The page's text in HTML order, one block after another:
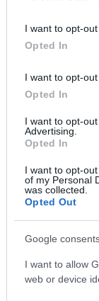
I want to opt-
Opted In
I want to opt-
Opted In
I want to opt-
Advertising.
Opted In
I want to opt-
of my Personal
was collected.
Opted Out
Google
I want to allow
web or device
θανάτου των
με την υπόθεση